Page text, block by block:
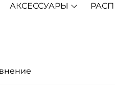
АКСЕССУАРЫ